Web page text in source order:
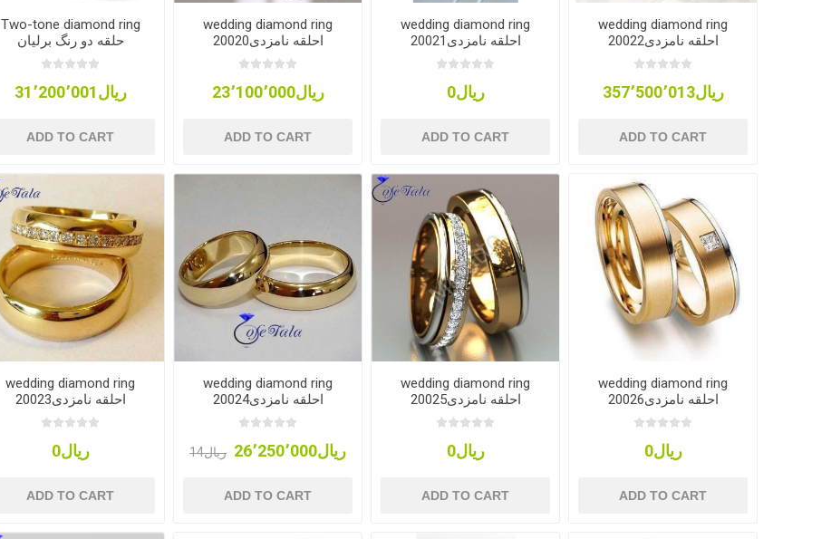
Two-tone diamond ring
حلقه دو رنگ برلیان
ریال31٬200٬001
ADD TO CART
wedding diamond ring
20020احلقه نامزدی
ریال23٬100٬000
ADD TO CART
wedding diamond ring
20021احلقه نامزدی
ریال0
ADD TO CART
wedding diamond ring
20022احلقه نامزدی
ریال357٬500٬013
ADD TO CART
wedding diamond ring
20023احلقه نامزدی
ریال0
ADD TO CART
wedding diamond ring
20024احلقه نامزدی
ریال14 ریال26٬250٬000
ADD TO CART
wedding diamond ring
20025احلقه نامزدی
ریال0
ADD TO CART
wedding diamond ring
20026احلقه نامزدی
ریال0
ADD TO CART